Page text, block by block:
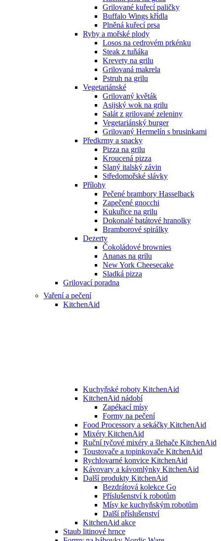
Grilované kuřecí paličky
Buffalo Wings křídla
Plněná kuřecí prsa
Ryby a mořské plody
Losos na cedrovém prkénku
Steak z tuňáka
Krevety na grilu
Grilovaná makrela
Pstruh na grilu
Vegetariánské
Grilovaný květák
Asijský wok na grilu
Salát z grilované zeleniny
Vegetariánský burger
Grilovaný Hermelín s brusinkami
Předkrmy a snacky
Pizza na grilu
Kroucená pizza
Slaný italský závin
Středomořské slávky
Přílohy
Pečené brambory Hasselback
Zapečené gnocchi
Kukuřice na grilu
Dokonalé batátové hranolky
Bramborové spirálky
Dezerty
Čokoládové brownies
Ananas na grilu
New York Cheesecake
Sladká pizza
Grilovací poradna
Vaření a pečení
KitchenAid
Kuchyňské roboty KitchenAid
KitchenAid nádobí
Zapékací mísy
Formy na pečení
Food Processory a sekáčky KitchenAid
Mixéry KitchenAid
Ruční tyčové mixéry a šlehače KitchenAid
Toustovače a topinkovače KitchenAid
Rychlovarné konvice KitchenAid
Kávovary a kávomlýnky KitchenAid
Další produkty KitchenAid
Bezdrátová kolekce Go
Příslušenství k robotům
Mísy ke kuchyňským robotům
Další příslušenství
KitchenAid akce
Staub litinové hrnce